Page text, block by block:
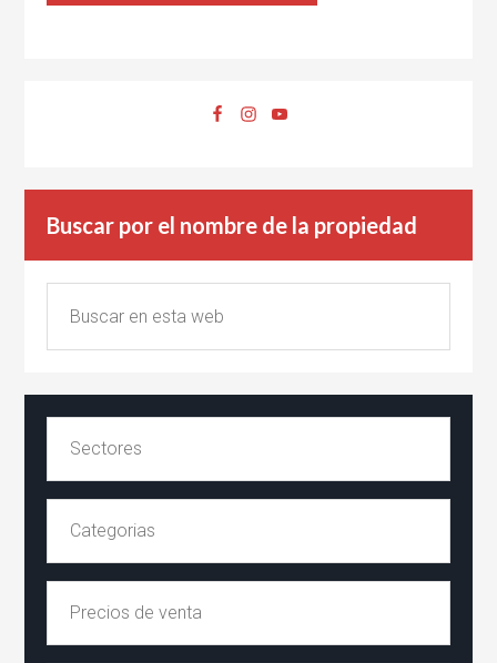
Buscar por el nombre de la propiedad